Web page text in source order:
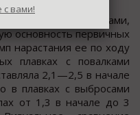
плавок с выбросами,
основность первичных
нарастания ее по ходу
плавках с повалками
2,1—2,5 в начале
в плавках с выбросами
от 1,3 в начале до 3
с вами!